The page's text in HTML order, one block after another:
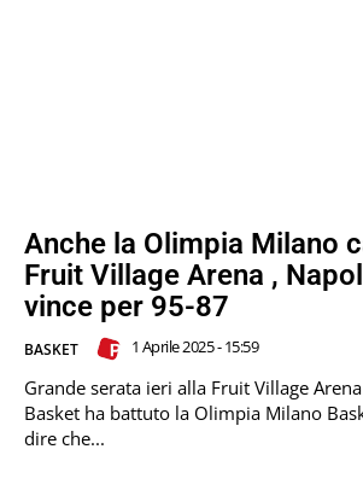
Anche la Olimpia Milano
Fruit Village Arena ,
vince per 95-87
BASKET 1 Aprile 2025 - 15:59
Grande serata ieri alla Fruit Village
Basket ha battuto la Olimpia Milano
dire che...